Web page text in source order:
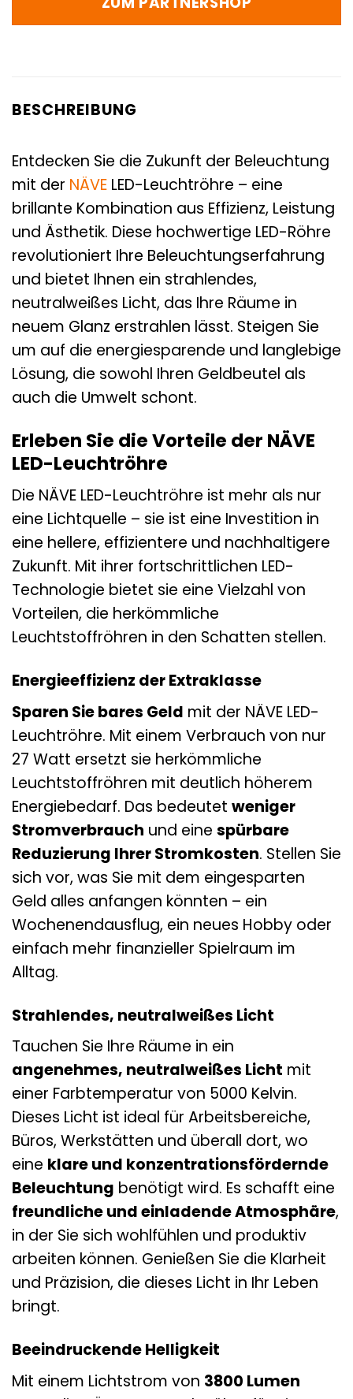
BESCHREIBUNG
Entdecken Sie die Zukunft der Beleuchtung
mit der NÄVE LED-Leuchtröhre – eine
brillante Kombination aus Effizienz, Leistung
und Ästhetik. Diese hochwertige LED-Röhre
revolutioniert Ihre Beleuchtungserfahrung
und bietet Ihnen ein strahlendes,
neutralweißes Licht, das Ihre Räume in
neuem Glanz erstrahlen lässt. Steigen Sie
um auf die energiesparende und langlebige
Lösung, die sowohl Ihren Geldbeutel als
auch die Umwelt schont.
Erleben Sie die Vorteile der NÄVE
LED-Leuchtröhre
Die NÄVE LED-Leuchtröhre ist mehr als nur
eine Lichtquelle – sie ist eine Investition in
eine hellere, effizientere und nachhaltigere
Zukunft. Mit ihrer fortschrittlichen LED-
Technologie bietet sie eine Vielzahl von
Vorteilen, die herkömmliche
Leuchtstoffröhren in den Schatten stellen.
Energieeffizienz der Extraklasse
Sparen Sie bares Geld mit der NÄVE LED-
Leuchtröhre. Mit einem Verbrauch von nur
27 Watt ersetzt sie herkömmliche
Leuchtstoffröhren mit deutlich höherem
Energiebedarf. Das bedeutet weniger
Stromverbrauch und eine spürbare
Reduzierung Ihrer Stromkosten. Stellen Sie
sich vor, was Sie mit dem eingesparten
Geld alles anfangen könnten – ein
Wochenendausflug, ein neues Hobby oder
einfach mehr finanzieller Spielraum im
Alltag.
Strahlendes, neutralweißes Licht
Tauchen Sie Ihre Räume in ein
angenehmes, neutralweißes Licht mit
einer Farbtemperatur von 5000 Kelvin.
Dieses Licht ist ideal für Arbeitsbereiche,
Büros, Werkstätten und überall dort, wo
eine klare und konzentrationsfördernde
Beleuchtung benötigt wird. Es schafft eine
freundliche und einladende Atmosphäre,
in der Sie sich wohlfühlen und produktiv
arbeiten können. Genießen Sie die Klarheit
und Präzision, die dieses Licht in Ihr Leben
bringt.
Beeindruckende Helligkeit
Mit einem Lichtstrom von 3800 Lumen